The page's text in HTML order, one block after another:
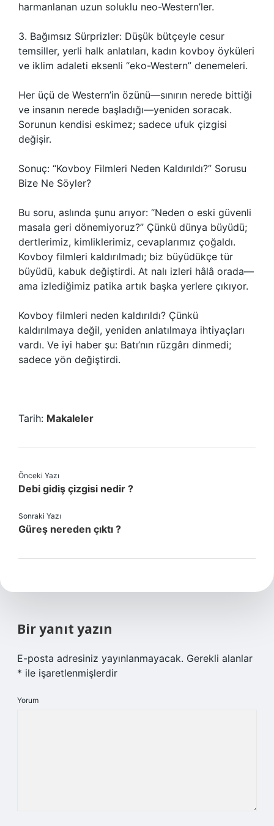
harmanlanan uzun soluklu neo-Western’ler.
3. Bağımsız Sürprizler: Düşük bütçeyle cesur
temsiller, yerli halk anlatıları, kadın kovboy öyküleri
ve iklim adaleti eksenli “eko-Western” denemeleri.
Her üçü de Western’in özünü—sınırın nerede bittiği
ve insanın nerede başladığı—yeniden soracak.
Sorunun kendisi eskimez; sadece ufuk çizgisi
değişir.
Sonuç: “Kovboy Filmleri Neden Kaldırıldı?” Sorusu
Bize Ne Söyler?
Bu soru, aslında şunu arıyor: “Neden o eski güvenli
masala geri dönemiyoruz?” Çünkü dünya büyüdü;
dertlerimiz, kimliklerimiz, cevaplarımız çoğaldı.
Kovboy filmleri kaldırılmadı; biz büyüdükçe tür
büyüdü, kabuk değiştirdi. At nalı izleri hâlâ orada—
ama izlediğimiz patika artık başka yerlere çıkıyor.
Kovboy filmleri neden kaldırıldı? Çünkü
kaldırılmaya değil, yeniden anlatılmaya ihtiyaçları
vardı. Ve iyi haber şu: Batı’nın rüzgârı dinmedi;
sadece yön değiştirdi.
Tarih: Makaleler
Önceki Yazı
Debi gidiş çizgisi nedir ?
Sonraki Yazı
Güreş nereden çıktı ?
Bir yanıt yazın
E-posta adresiniz yayınlanmayacak. Gerekli alanlar
* ile işaretlenmişlerdir
Yorum